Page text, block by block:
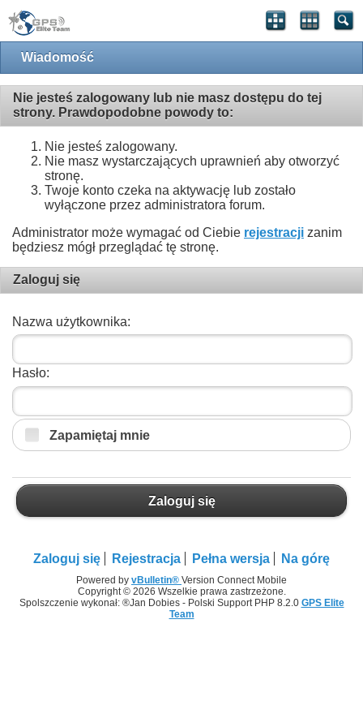
Wiadomość
Nie jesteś zalogowany lub nie masz dostępu do tej
strony. Prawdopodobne powody to:
Nie jesteś zalogowany.
Nie masz wystarczających uprawnień aby otworzyć
stronę.
Twoje konto czeka na aktywację lub zostało
wyłączone przez administratora forum.
Administrator może wymagać od Ciebie rejestracji zanim
będziesz mógł przeglądać tę stronę.
Zaloguj się
Nazwa użytkownika:
Hasło:
Zapamiętaj mnie
Zaloguj się
Zaloguj się Rejestracja Pełna wersja Na górę
Powered by vBulletin® Version Connect Mobile
Copyright © 2026 Wszelkie prawa zastrzeżone.
Spolszczenie wykonał: ®Jan Dobies - Polski Support PHP 8.2.0 GPS Elite
Team